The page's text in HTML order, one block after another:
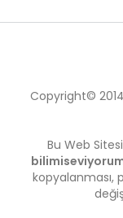
Copyright© 2014
Bu Web
kopyalanması,